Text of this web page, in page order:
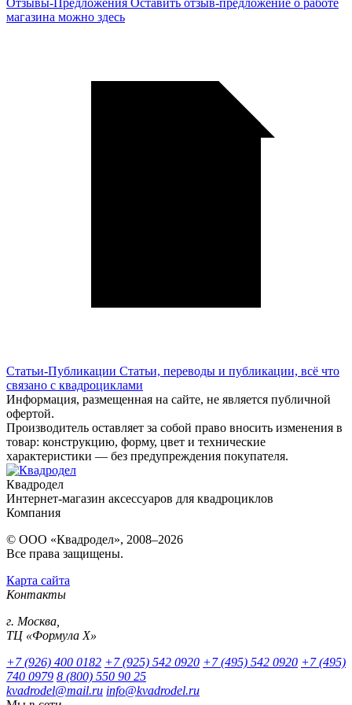
Отзывы-Предложения Оставить отзыв-предложение о работе
магазина можно здесь
Статьи-Публикации Статьи, переводы и публикации, всё что
связано с квадроциклами
Информация, размещенная на сайте, не является публичной
офертой.
Производитель оставляет за собой право вносить изменения в
товар: конструкцию, форму, цвет и технические
характеристики — без предупреждения покупателя.
Квадродел
Интернет-магазин аксессуаров для квадроциклов
Компания
© ООО «Квадродел», 2008–2026
Все права защищены.
Карта сайта
Контакты
г. Москва,
ТЦ «Формула Х»
+7 (926) 400 0182 +7 (925) 542 0920 +7 (495) 542 0920 +7 (495)
740 0979 8 (800) 550 90 25
kvadrodel@mail.ru info@kvadrodel.ru